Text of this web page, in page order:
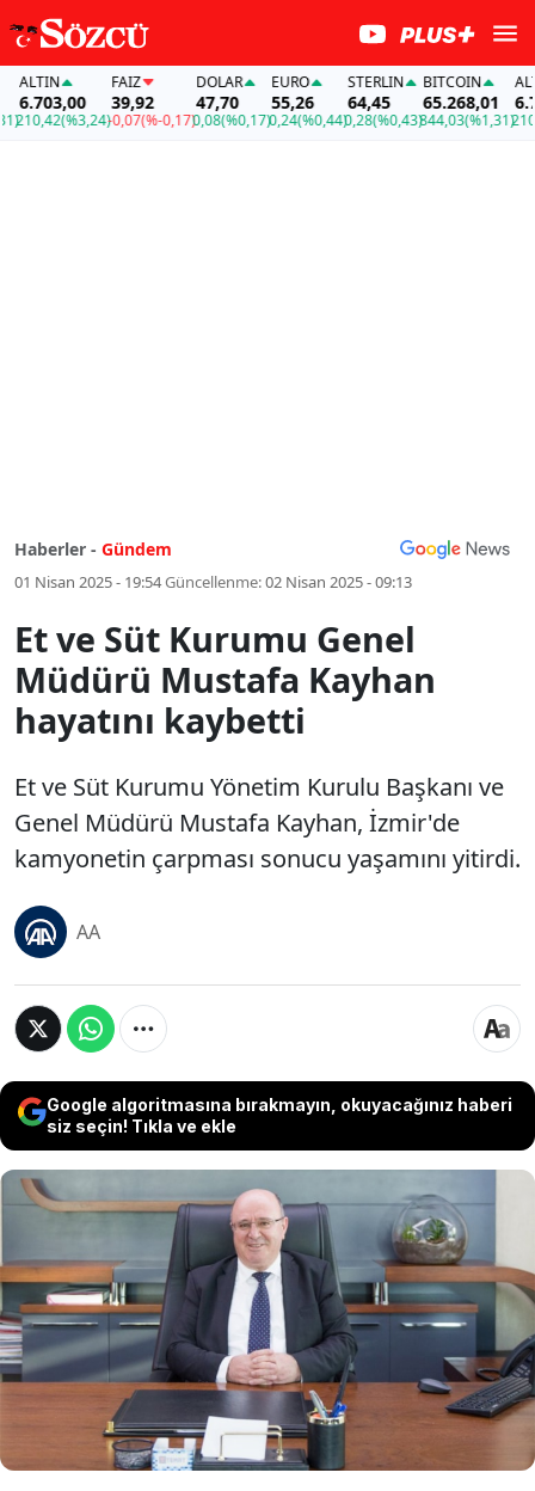
(%3,24)
FAİZ
39,92
-0,07(%-0,17)
DOLAR
47,70
0,08(%0,17)
EURO
55,26
0,24(%0,44)
STERLIN
64,45
0,28(%0,43)
BITCOIN
65.268,01
844,03(%1,31)
ALTIN
210,42
Haberler - Gündem
01 Nisan 2025 - 19:54Güncellenme:02 Nisan 2025 - 09:13
Et ve Süt Kurumu Genel
Müdürü Mustafa Kayhan
hayatını kaybetti
Et ve Süt Kurumu Yönetim Kurulu Başkanı ve
Genel Müdürü Mustafa Kayhan, İzmir'de
kamyonetin çarpması sonucu yaşamını yitirdi.
AA
Google algoritmasına bırakmayın, okuyacağınız haberi
siz seçin! Tıkla ve ekle
Et ve Süt Kurumu Yönetim Kurulu
Başkanı ve Genel Müdürü Mustafa
Kayhan, İzmir'de kamyonetin çarpması
sonucu yaşamını yitirdi.